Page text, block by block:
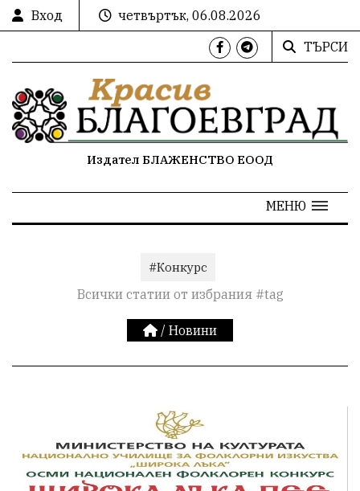
Вход
четвъртък, 06.08.2026
ТЪРСИ
Издател БЛАЖЕНСТВО ЕООД
МЕНЮ
#Конкурс
Всички статии от избрания #tag
/ Новини